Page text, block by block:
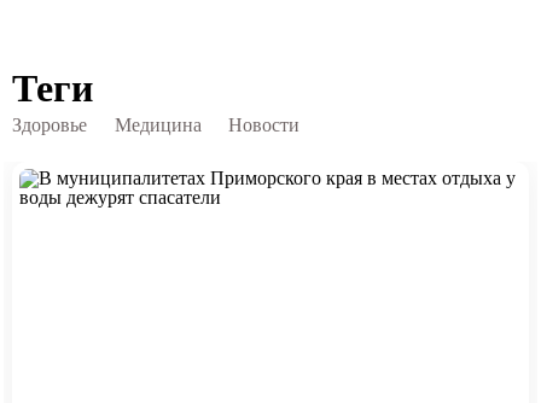
Теги
Здоровье Медицина Новости